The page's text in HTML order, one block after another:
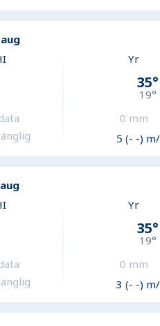
Yr
35°
19°
0 mm
5 (- -)
Yr
35°
19°
0 mm
3 (- -)